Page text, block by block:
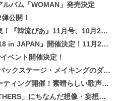
バム「WOMAN」発売決定
公開！
ぴあ』11月号、10月22日（月）発売！
決定！11月21、22日にパシフィコ横浜にて実施
ベント開催決定！
・メイキングのダイジェスト映像が公開！
！素晴らしい歌声に癒される贅沢な時間
ちなんだ想像・妄想企画がスタート！